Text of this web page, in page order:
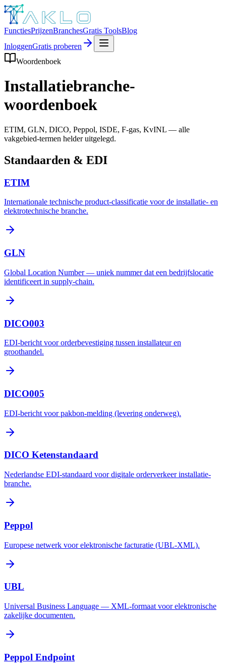
FunctiesPrijzenBranchesGratis ToolsBlog
InloggenGratis proberen
Woordenboek
Installatiebranche-
woordenboek
ETIM, GLN, DICO, Peppol, ISDE, F-gas, KvINL — alle
vakgebied-termen helder uitgelegd.
Standaarden & EDI
ETIM
Internationale technische product-classificatie voor de installatie- en
elektrotechnische branche.
GLN
Global Location Number — uniek nummer dat een bedrijfslocatie
identificeert in supply-chain.
DICO003
EDI-bericht voor orderbevestiging tussen installateur en
groothandel.
DICO005
EDI-bericht voor pakbon-melding (levering onderweg).
DICO Ketenstandaard
Nederlandse EDI-standaard voor digitale orderverkeer installatie-
branche.
Peppol
Europese netwerk voor elektronische facturatie (UBL-XML).
UBL
Universal Business Language — XML-formaat voor elektronische
zakelijke documenten.
Peppol Endpoint